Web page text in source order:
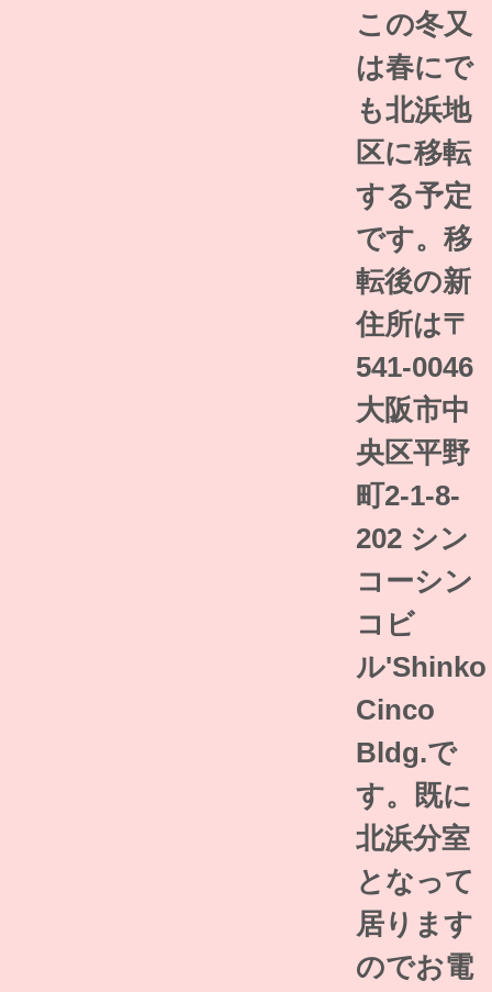
この冬又
は春にで
も北浜地
区に移転
する予定
です。移
転後の新
住所は〒
541-0046
大阪市中
央区平野
町2-1-8-
202 シン
コーシン
コビ
ル'Shinko
Cinco
Bldg.で
す。既に
北浜分室
となって
居ります
のでお電